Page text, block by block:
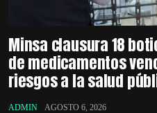
Minsa clausura 18
de medicamentos
riesgos a la salud
ADMIN AGOSTO 6, 2026